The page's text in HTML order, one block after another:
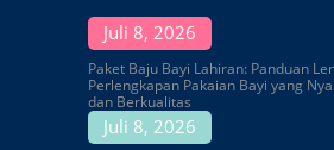
Juli 8, 2026
Paket Baju Bayi Lahiran: Panduan
Perlengkapan Pakaian Bayi yang
dan Berkualitas
Juli 8, 2026